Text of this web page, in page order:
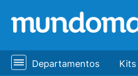
Departamentos Kits